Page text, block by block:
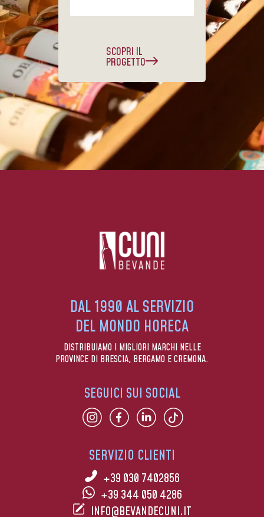
SCOPRI IL
PROGETTO
DAL 1990 AL SERVIZIO
DEL MONDO HORECA
DISTRIBUIAMO I MIGLIORI MARCHI NELLE
PROVINCE DI BRESCIA, BERGAMO E CREMONA.
SERVIZIO CLIENTI
+39 030 7402856
+39 344 050 4286
INFO@BEVANDECUNI.IT
SEGUICI SUI SOCIAL